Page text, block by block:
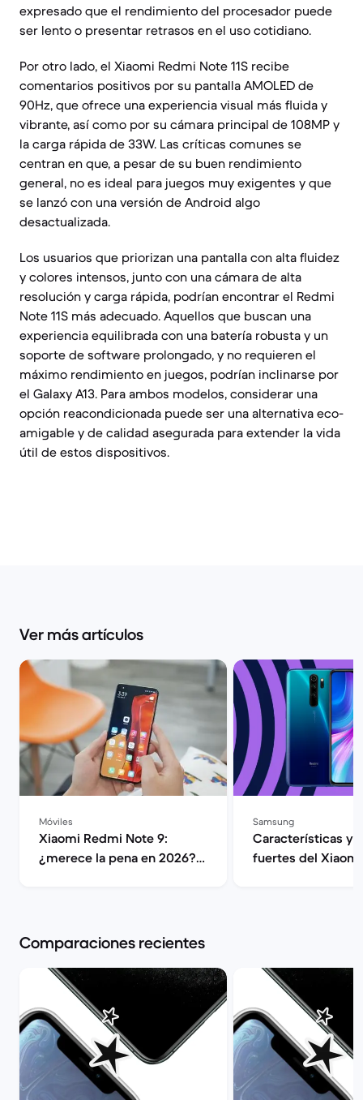
expresado que el rendimiento del procesador puede
ser lento o presentar retrasos en el uso cotidiano.
Por otro lado, el Xiaomi Redmi Note 11S recibe
comentarios positivos por su pantalla AMOLED de
90Hz, que ofrece una experiencia visual más fluida y
vibrante, así como por su cámara principal de 108MP y
la carga rápida de 33W. Las críticas comunes se
centran en que, a pesar de su buen rendimiento
general, no es ideal para juegos muy exigentes y que
se lanzó con una versión de Android algo
desactualizada.
Los usuarios que priorizan una pantalla con alta fluidez
y colores intensos, junto con una cámara de alta
resolución y carga rápida, podrían encontrar el Redmi
Note 11S más adecuado. Aquellos que buscan una
experiencia equilibrada con una batería robusta y un
soporte de software prolongado, y no requieren el
máximo rendimiento en juegos, podrían inclinarse por
el Galaxy A13. Para ambos modelos, considerar una
opción reacondicionada puede ser una alternativa eco-
amigable y de calidad asegurada para extender la vida
útil de estos dispositivos.
Ver más artículos
Móviles
Xiaomi Redmi Note 9:
¿merece la pena en 2026? |
Samsung
Características y
fuertes del
Comparaciones recientes